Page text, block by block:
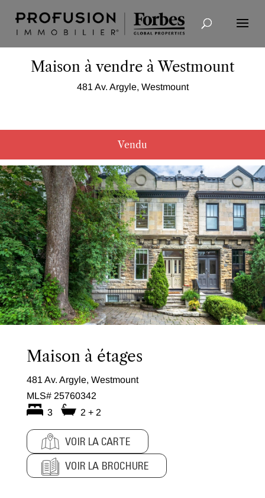
Recherche avancée
Maison à vendre à Westmount
481 Av. Argyle, Westmount
Vendu
Maison à étages
481 Av. Argyle, Westmount
MLS# 25760342
3
2 + 2
VOIR LA CARTE
VOIR LA BROCHURE